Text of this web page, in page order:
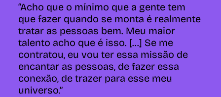
“Acho que o mínimo que a gente tem
que fazer quando se monta é realmente
tratar as pessoas bem. Meu maior
talento acho que é isso. [...] Se me
contratou, eu vou ter essa missão de
encantar as pessoas, de fazer essa
conexão, de trazer para esse meu
universo.”